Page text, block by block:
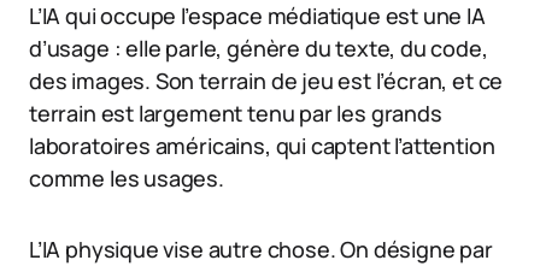
L’IA qui occupe l’espace médiatique est une IA
d’usage : elle parle, génère du texte, du code,
des images. Son terrain de jeu est l’écran, et ce
terrain est largement tenu par les grands
laboratoires américains, qui captent l’attention
comme les usages.
L’IA physique vise autre chose. On désigne par